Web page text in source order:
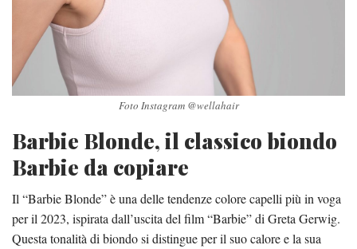
Foto Instagram @wellahair
Barbie Blonde, il classico biondo
Barbie da copiare
Il “Barbie Blonde” è una delle tendenze colore capelli più in voga
per il 2023, ispirata dall’uscita del film “Barbie” di Greta Gerwig.
Questa tonalità di biondo si distingue per il suo calore e la sua